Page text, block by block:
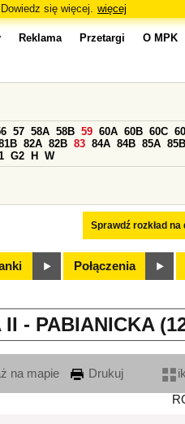
się więcej. więcej
Reklama Przetargi O MPK
Sprawdź rozkład na
57 58A 58B 59 60A 60B 60C
82A 82B 83 84A 84B 85A 85B
G2 H W
Połączenia
- PABIANICKA
na mapie Drukuj